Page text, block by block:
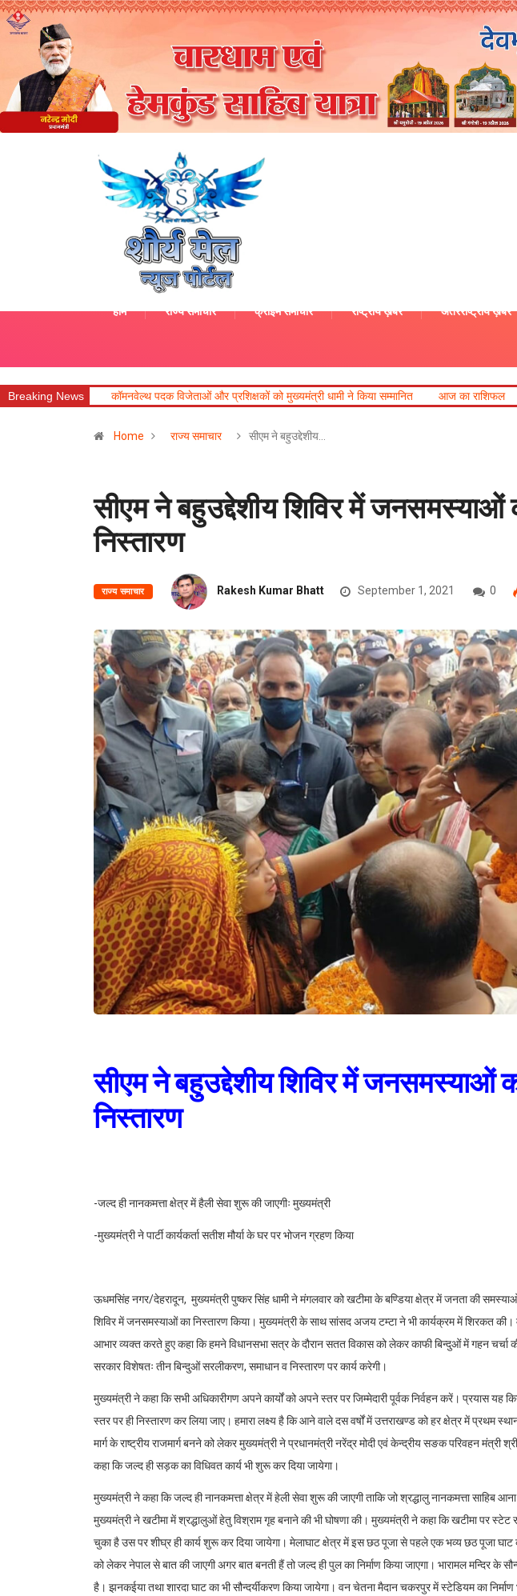
होम राज्य समाचार क्राइम समाचार राष्ट्रीय ख़बरें अंतरराष्ट्रीय ख़बरें
Breaking News
पदक विजेताओं और प्रशिक्षकों को मुख्यमंत्री धामी ने किया सम्मानित आज का राशिफल खेल महाकुंभ 2026ः 01
Home राज्य समाचार सीएम ने बहुउद्देशीय…
सीएम ने बहुउद्देशीय शिविर में जनसमस्याओं
निस्तारण
राज्य समाचार Rakesh Kumar Bhatt September 1, 2021 0
सीएम ने बहुउद्देशीय शिविर में जनसमस्याओं
निस्तारण
-जल्द ही नानकमत्ता क्षेत्र में हैली सेवा शुरू की जाएगीः मुख्यमंत्री
-मुख्यमंत्री ने पार्टी कार्यकर्ता सतीश मौर्या के घर पर भोजन ग्रहण किया
ऊधमसिंह नगर/देहरादून, मुख्यमंत्री पुष्कर सिंह धामी ने मंगलवार को खटीमा के बण्डिया क्षेत्र में जनता की
शिविर में जनसमस्याओं का निस्तारण किया। मुख्यमंत्री के साथ सांसद अजय टम्टा ने भी कार्यक्रम में शिरकत की।
आभार व्यक्त करते हुए कहा कि हमने विधानसभा सत्र के दौरान सतत विकास को लेकर काफी बिन्दुओं में गहन चर्चा
सरकार विशेषतः तीन बिन्दुओं सरलीकरण, समाधान व निस्तारण पर कार्य करेगी।
मुख्यमंत्री ने कहा कि सभी अधिकारीगण अपने कार्यों को अपने स्तर पर जिम्मेदारी पूर्वक निर्वहन करें। प्रयास यह
स्तर पर ही निस्तारण कर लिया जाए। हमारा लक्ष्य है कि आने वाले दस वर्षों में उत्तराखण्ड को हर क्षेत्र में प्रथम
मार्ग के राष्ट्रीय राजमार्ग बनने को लेकर मुख्यमंत्री ने प्रधानमंत्री नरेंद्र मोदी एवं केन्द्रीय सङक परिवहन मंत्री
कहा कि जल्द ही सड़क का विधिवत कार्य भी शुरू कर दिया जायेगा।
मुख्यमंत्री ने कहा कि जल्द ही नानकमत्ता क्षेत्र में हेली सेवा शुरू की जाएगी ताकि जो श्रद्धालु नानकमत्ता साहिब
मुख्यमंत्री ने खटीमा में श्रद्धालुओं हेतु विश्राम गृह बनाने की भी घोषणा की। मुख्यमंत्री ने कहा कि खटीमा पर स्टेट
चुका है उस पर शीघ्र ही कार्य शुरू कर दिया जायेगा। मेलाघाट क्षेत्र में इस छठ पूजा से पहले एक भव्य छठ पूजा घाट
को लेकर नेपाल से बात की जाएगी अगर बात बनती हैं तो जल्द ही पुल का निर्माण किया जाएगा। भारामल मन्दिर के
है। झनकईया तथा शारदा घाट का भी सौन्दर्यीकरण किया जायेगा। वन चेतना मैदान चकरपुर में स्टेडियम का निर्माण